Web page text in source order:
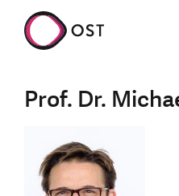
Prof. Dr.